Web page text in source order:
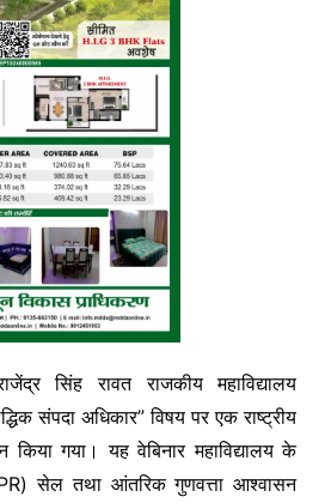
सिंह रावत राजकीय महाविद्यालय
संपदा अधिकार” विषय पर एक राष्ट्रीय
गया। यह वेबिनार महाविद्यालय के
सेल तथा आंतरिक गुणवत्ता आश्वासन